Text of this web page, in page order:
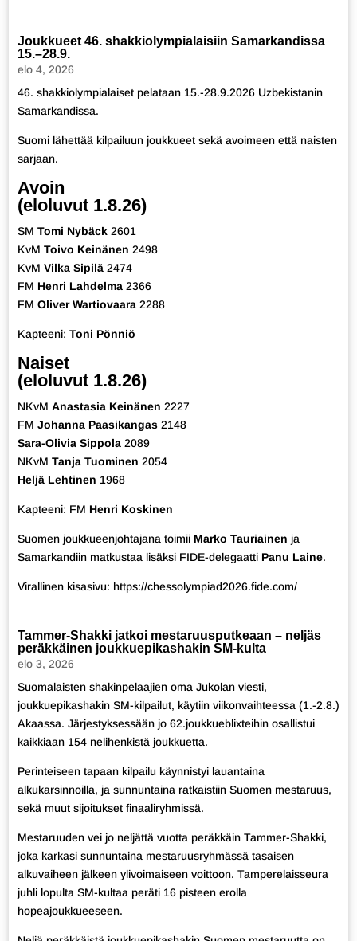
Joukkueet 46. shakkiolympialaisiin Samarkandissa
15.–28.9.
elo 4, 2026
46. shakkiolympialaiset pelataan 15.-28.9.2026 Uzbekistanin
Samarkandissa.
Suomi lähettää kilpailuun joukkueet sekä avoimeen että naisten
sarjaan.
Avoin
(eloluvut 1.8.26)
SM Tomi Nybäck2601
KvM Toivo Keinänen 2498
KvM Vilka Sipilä2474
FM Henri Lahdelma2366
FM Oliver Wartiovaara2288
Kapteeni: Toni Pönniö
Naiset
(eloluvut 1.8.26)
NKvM Anastasia Keinänen 2227
FM Johanna Paasikangas2148
Sara-Olivia Sippola2089
NKvM Tanja Tuominen 2054
Heljä Lehtinen 1968
Kapteeni: FM Henri Koskinen
Suomen joukkueenjohtajana toimii Marko Tauriainen ja
Samarkandiin matkustaa lisäksi FIDE-delegaatti Panu Laine.
Virallinen kisasivu: https://chessolympiad2026.fide.com/
Tammer-Shakki jatkoi mestaruusputkeaan – neljäs
peräkkäinen joukkuepikashakin SM-kulta
elo 3, 2026
Suomalaisten shakinpelaajien oma Jukolan viesti,
joukkuepikashakin SM-kilpailut, käytiin viikonvaihteessa (1.-2.8.)
Akaassa. Järjestyksessään jo 62.joukkueblixteihin osallistui
kaikkiaan 154 nelihenkistä joukkuetta.
Perinteiseen tapaan kilpailu käynnistyi lauantaina
alkukarsinnoilla, ja sunnuntaina ratkaistiin Suomen mestaruus,
sekä muut sijoitukset finaaliryhmissä.
Mestaruuden vei jo neljättä vuotta peräkkäin Tammer-Shakki,
joka karkasi sunnuntaina mestaruusryhmässä tasaisen
alkuvaiheen jälkeen ylivoimaiseen voittoon. Tamperelaisseura
juhli lopulta SM-kultaa peräti 16 pisteen erolla
hopeajoukkueeseen.